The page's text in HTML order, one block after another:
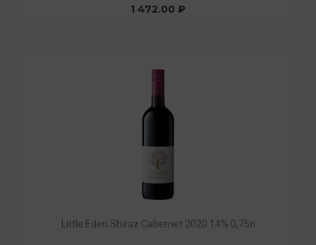
1 472.00 ₽
Little Eden Shiraz Cabernet 2020 14% 0,75л